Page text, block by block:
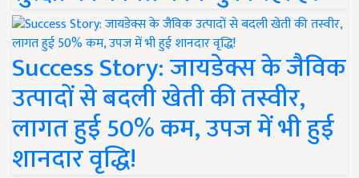
Success Story: जायडेक्स के जैविक
उत्पादों से बदली खेती की तस्वीर,
लागत हुई 50% कम, उपज में भी हुई
शानदार वृद्धि!